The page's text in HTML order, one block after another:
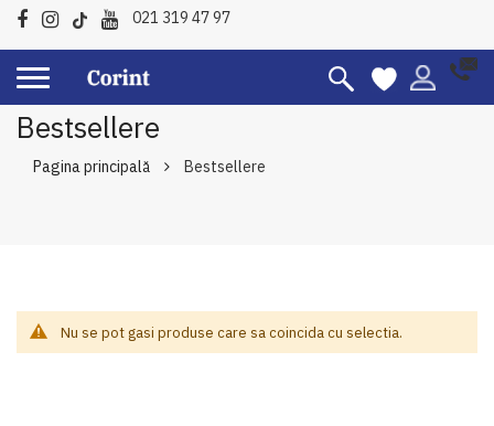
021 319 47 97
Bestsellere
Pagina principală Bestsellere
Nu se pot gasi produse care sa coincida cu selectia.